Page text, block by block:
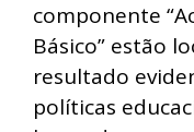
componente
Básico” estão
resultado
políticas